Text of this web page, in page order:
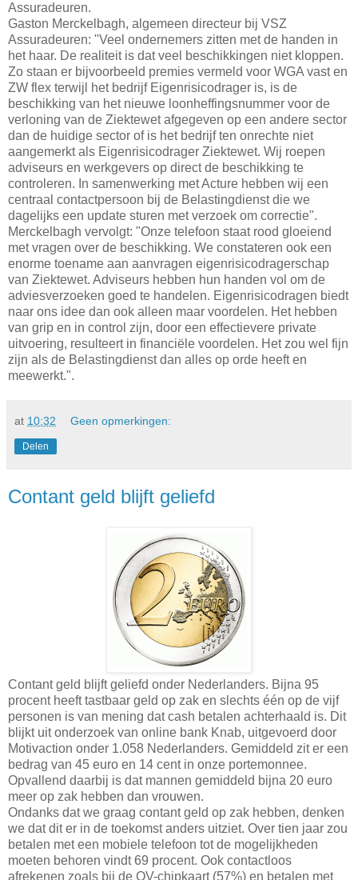
Assuradeuren.
Gaston Merckelbagh, algemeen directeur bij VSZ
Assuradeuren: "Veel ondernemers zitten met de handen in
het haar. De realiteit is dat veel beschikkingen niet kloppen.
Zo staan er bijvoorbeeld premies vermeld voor WGA vast en
ZW flex terwijl het bedrijf Eigenrisicodrager is, is de
beschikking van het nieuwe loonheffingsnummer voor de
verloning van de Ziektewet afgegeven op een andere sector
dan de huidige sector of is het bedrijf ten onrechte niet
aangemerkt als Eigenrisicodrager Ziektewet. Wij roepen
adviseurs en werkgevers op direct de beschikking te
controleren. In samenwerking met Acture hebben wij een
centraal contactpersoon bij de Belastingdienst die we
dagelijks een update sturen met verzoek om correctie".
Merckelbagh vervolgt: "Onze telefoon staat rood gloeiend
met vragen over de beschikking. We constateren ook een
enorme toename aan aanvragen eigenrisicodragerschap
van Ziektewet. Adviseurs hebben hun handen vol om de
adviesverzoeken goed te handelen. Eigenrisicodragen biedt
naar ons idee dan ook alleen maar voordelen. Het hebben
van grip en in control zijn, door een effectievere private
uitvoering, resulteert in financiële voordelen. Het zou wel fijn
zijn als de Belastingdienst dan alles op orde heeft en
meewerkt.".
at 10:32 Geen opmerkingen:
Delen
Contant geld blijft geliefd
Contant geld blijft geliefd onder Nederlanders. Bijna 95
procent heeft tastbaar geld op zak en slechts één op de vijf
personen is van mening dat cash betalen achterhaald is. Dit
blijkt uit onderzoek van online bank Knab, uitgevoerd door
Motivaction onder 1.058 Nederlanders. Gemiddeld zit er een
bedrag van 45 euro en 14 cent in onze portemonnee.
Opvallend daarbij is dat mannen gemiddeld bijna 20 euro
meer op zak hebben dan vrouwen.
Ondanks dat we graag contant geld op zak hebben, denken
we dat dit er in de toekomst anders uitziet. Over tien jaar zou
betalen met een mobiele telefoon tot de mogelijkheden
moeten behoren vindt 69 procent. Ook contactloos
afrekenen zoals bij de OV-chipkaart (57%) en betalen met